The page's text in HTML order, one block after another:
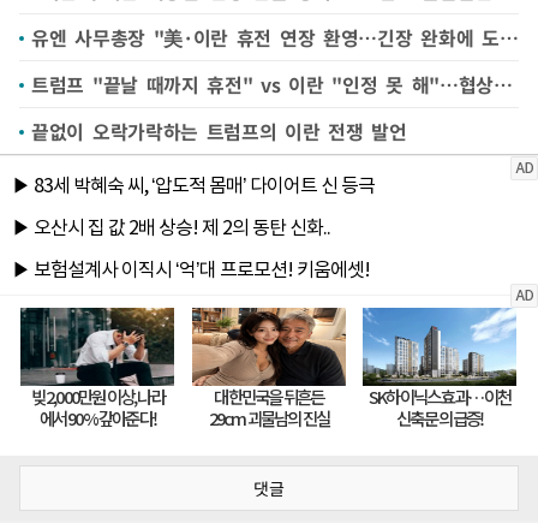
유엔 사무총장 "美·이란 휴전 연장 환영…긴장 완화에 도움"
트럼프 "끝날 때까지 휴전" vs 이란 "인정 못 해"…협상 다시 '안갯속'
끝없이 오락가락하는 트럼프의 이란 전쟁 발언
댓글